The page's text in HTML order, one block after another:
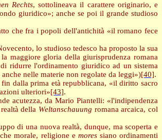
Rechts, sottolineava il carattere originario, e
giuridico»; anche se poi il grande studioso
che fra i popoli dell'antichità «il romano fece
lo studioso tedesco ha proposto la sua
maggiore gloria della giurisprudenza romana
ridurre l'ordinamento giuridico ad un sistema
nelle materie non regolate da leggi»)[40].
dalla prima età repubblicana, «il diritto sacro
ulteriori»[43].
acutezza, da Mario Piantelli: «l'indipendenza
della Weltanschauung romana arcaica, col
di una nuova realtà, dunque, ma scoperta e
morale, religione e moressiano ordinamenti